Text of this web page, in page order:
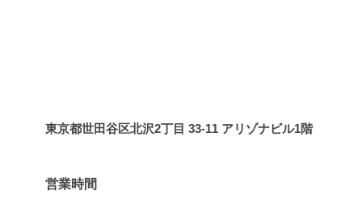
東京都世田谷区北沢2丁目 33-11 アリゾナビル1階
営業時間